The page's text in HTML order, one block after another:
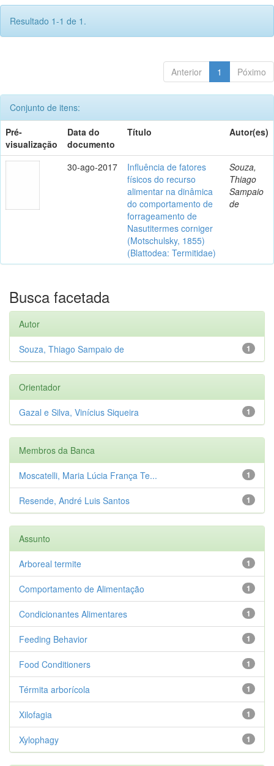
Resultado 1-1 de 1.
Anterior 1 Póximo
Conjunto de itens:
Pré-
visualização
Data do
documento
Título Autor(es)
30-ago-2017
Influência de fatores
físicos do recurso
alimentar na dinâmica
do comportamento de
forrageamento de
Nasutitermes corniger
(Motschulsky, 1855)
(Blattodea: Termitidae)
Souza,
Thiago
Sampaio
de
Busca facetada
Autor
1
Souza, Thiago Sampaio de
Orientador
1
Gazal e Silva, Vinícius Siqueira
Membros da Banca
1
Moscatelli, Maria Lúcia França Te...
1
Resende, André Luis Santos
Assunto
1
Arboreal termite
1
Comportamento de Alimentação
1
Condicionantes Alimentares
1
Feeding Behavior
1
Food Conditioners
1
Térmita arborícola
1
Xilofagia
1
Xylophagy